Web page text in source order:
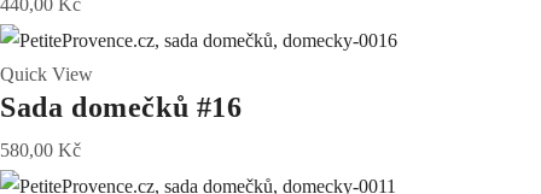
440,00 Kč
Quick View
Sada domečků #16
580,00 Kč